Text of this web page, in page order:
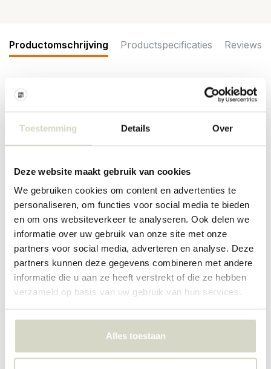
Toestemming Details Over
Deze website maakt gebruik van cookies
We gebruiken cookies om content en advertenties te
personaliseren, om functies voor social media te bieden
en om ons websiteverkeer te analyseren. Ook delen we
informatie over uw gebruik van onze site met onze
partners voor social media, adverteren en analyse. Deze
partners kunnen deze gegevens combineren met andere
informatie die u aan ze heeft verstrekt of die ze hebben
verzameld op basis van uw gebruik van hun services.
Alles toestaan
Productomschrijving Productspecificaties Reviews
Het Urban Nature Culture Sele kussen brengt een warm en
Overige: handgemaakt
PRODUCTSPECIFICATIES
Artikelnummer 108470
SKU 108470